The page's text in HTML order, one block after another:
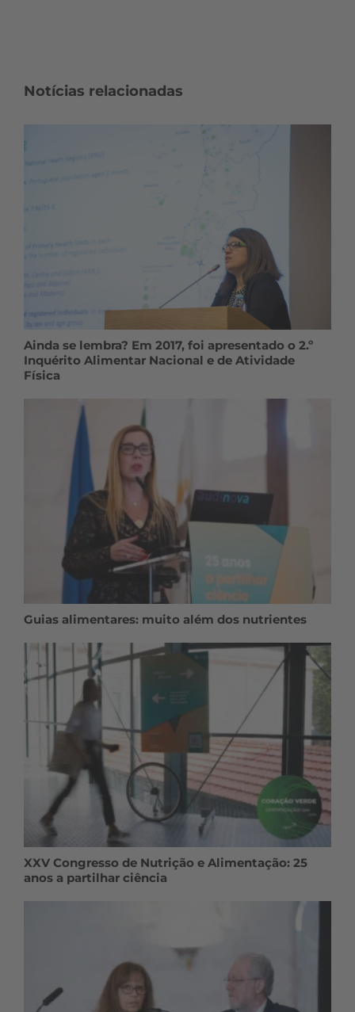
Notícias relacionadas
Ainda se lembra? Em 2017, foi apresentado o 2.º
Inquérito Alimentar Nacional e de Atividade
Física
Guias alimentares: muito além dos nutrientes
XXV Congresso de Nutrição e Alimentação: 25
anos a partilhar ciência